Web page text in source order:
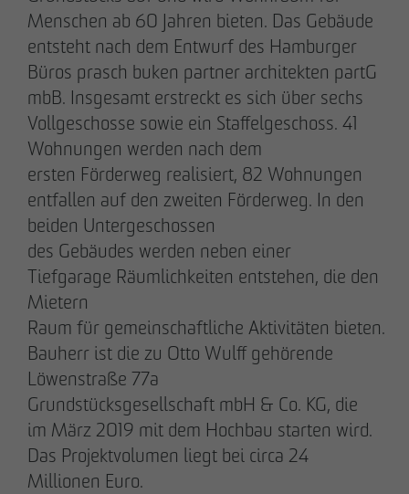
Menschen ab 60 Jahren bieten. Das Gebäude
entsteht nach dem Entwurf des Hamburger
Büros prasch buken partner architekten partG
mbB. Insgesamt erstreckt es sich über sechs
Vollgeschosse sowie ein Staffelgeschoss. 41
Wohnungen werden nach dem
ersten Förderweg realisiert, 82 Wohnungen
entfallen auf den zweiten Förderweg. In den
beiden Untergeschossen
des Gebäudes werden neben einer
Tiefgarage Räumlichkeiten entstehen, die den
Mietern
Raum für gemeinschaftliche Aktivitäten bieten.
Bauherr ist die zu Otto Wulff gehörende
Löwenstraße 77a
Grundstücksgesellschaft mbH & Co. KG, die
im März 2019 mit dem Hochbau starten wird.
Das Projektvolumen liegt bei circa 24
Millionen Euro.
20.03.2026
9 Jahre nach Beginn des B-Plan-Verfahrens:
OTTO WULFF setzt symbolischen Spatenstich
für FRIEDRICHS VIER im Randelpark